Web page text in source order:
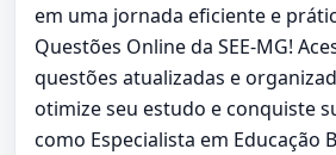
em uma jornada eficiente e
Questões Online da SEE-MG!
questões atualizadas e
otimize seu estudo e conquiste
como Especialista em Educação